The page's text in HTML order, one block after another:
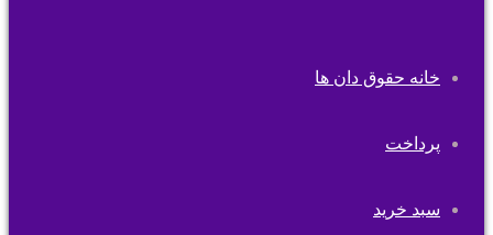
خانه حقوق دان ها
پرداخت
سبد خرید